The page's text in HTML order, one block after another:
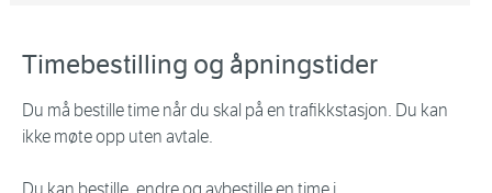
Timebestilling og åpningstider
Du må bestille time når du skal på en trafikkstasjon. Du kan
ikke møte opp uten avtale.